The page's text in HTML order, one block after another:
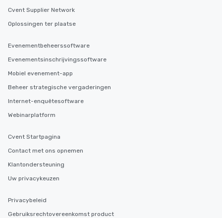
Cvent Supplier Network
Oplossingen ter plaatse
Evenementbeheerssoftware
Evenementsinschrijvingssoftware
Mobiel evenement-app
Beheer strategische vergaderingen
Internet-enquêtesoftware
Webinarplatform
Cvent Startpagina
Contact met ons opnemen
Klantondersteuning
Uw privacykeuzen
Privacybeleid
Gebruiksrechtovereenkomst product